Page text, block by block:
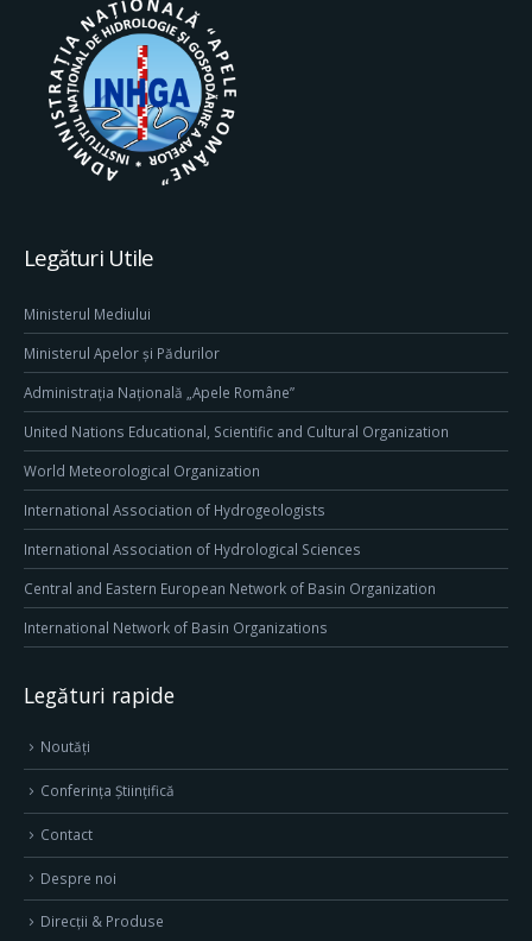
Legături Utile
Ministerul Mediului
Ministerul Apelor și Pădurilor
Administrația Națională „Apele Române”
United Nations Educational, Scientific and Cultural Organization
World Meteorological Organization
International Association of Hydrogeologists
International Association of Hydrological Sciences
Central and Eastern European Network of Basin Organization
International Network of Basin Organizations
Legături rapide
Noutăți
Conferința Științifică
Contact
Despre noi
Direcţii & Produse